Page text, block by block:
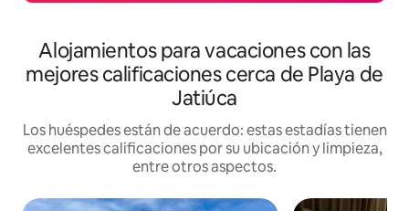
Alojamientos para vacaciones con las
mejores calificaciones cerca de Playa de
Jatiúca
Los huéspedes están de acuerdo: estas estadías tienen
excelentes calificaciones por su ubicación y limpieza,
entre otros aspectos.